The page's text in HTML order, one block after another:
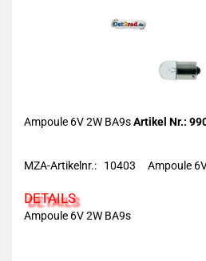
Ampoule 6V 2W BA9sArtikel Nr.:
MZA-Artikelnr.: 10403 Ampoule
DETAILS
Ampoule 6V 2W BA9s